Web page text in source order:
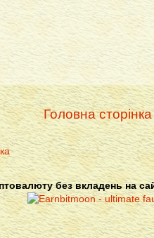
Головна сторінка
без вкладень на